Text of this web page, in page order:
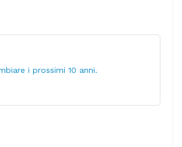
i prossimi 10 anni.